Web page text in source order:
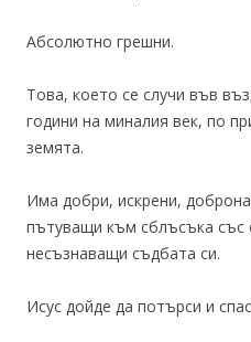
Абсолютно грешни.
Това, което се случи във
години на миналия век, по
земята.
Има добри, искрени,
пътуващи към сблъсъка със
несъзнаващи съдбата си.
Исус дойде да потърси и